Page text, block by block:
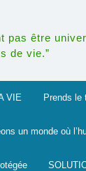
pas être
de vie.”
VIE Prends le
un monde où